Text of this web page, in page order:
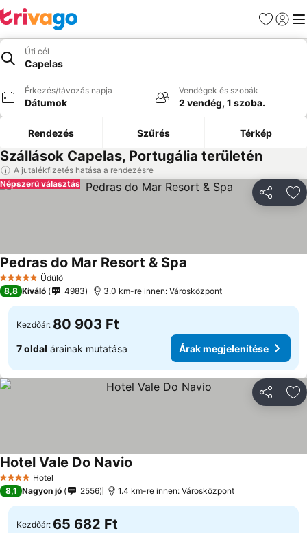
Kedvencek
Úti cél
Capelas
Érkezés/távozás napja
Dátumok
Vendégek és szobák
2 vendég, 1 szoba.
Rendezés Szűrés Térkép
Szállások Capelas, Portugália területén
A jutalékfizetés hatása a rendezésre
Népszerű választás
5 KategóriaÜdülő
Pedras do Mar Resort & Spa
8,8 Kiváló 4983 3.0 km-re innen: Városközpont
Kezdőár: 80 903 Ft
7 oldal árainak mutatása Árak megjelenítése
4 KategóriaHotel
Hotel Vale Do Navio
8,1 Nagyon jó 2556 1.4 km-re innen: Városközpont
Kezdőár: 65 682 Ft